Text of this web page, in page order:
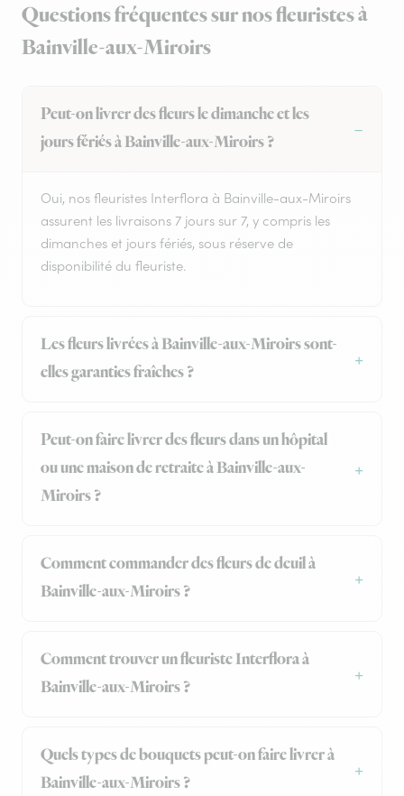
Questions fréquentes sur nos fleuristes à
Bainville-aux-Miroirs
Peut-on livrer des fleurs le dimanche et les
jours fériés à Bainville-aux-Miroirs ?
Oui, nos fleuristes Interflora à Bainville-aux-Miroirs
assurent les livraisons 7 jours sur 7, y compris les
dimanches et jours fériés, sous réserve de
disponibilité du fleuriste.
Les fleurs livrées à Bainville-aux-Miroirs sont-
elles garanties fraîches ?
Peut-on faire livrer des fleurs dans un hôpital
ou une maison de retraite à Bainville-aux-
Miroirs ?
Comment commander des fleurs de deuil à
Bainville-aux-Miroirs ?
Comment trouver un fleuriste Interflora à
Bainville-aux-Miroirs ?
Quels types de bouquets peut-on faire livrer à
Bainville-aux-Miroirs ?